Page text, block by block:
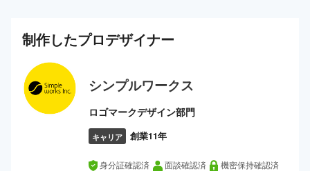
制作したプロデザイナー
シンプルワークス
ロゴマークデザイン部門
キャリア 創業11年
身分証確認済 面談確認済
機密保持確認済